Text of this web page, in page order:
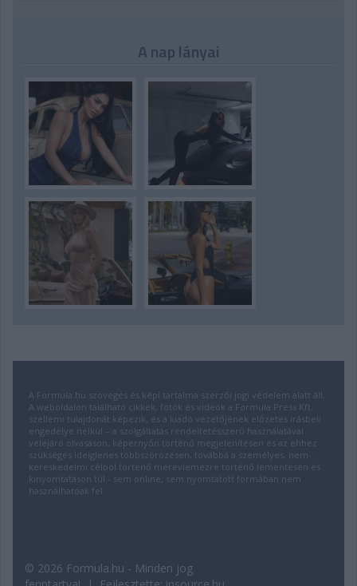
A nap lányai
A Formula.hu szöveges és képi tartalma szerzői jogi védelem alatt áll.
A weboldalon található cikkek, fotók és videók a Formula Press Kft.
szellemi tulajdonát képezik, és a kiadó vezetőjének előzetes írásbeli
engedélye nélkül – a szolgáltatás rendeltetésszerű használatával
velejáró olvasáson, képernyőn történő megjelenítésen és az ehhez
szükséges ideiglenes többszörözésen, továbbá a személyes, nem-
kereskedelmi célból történő merevlemezre történő lementésen és
kinyomtatáson túl - sem online, sem nyomtatott formában nem
használhatóak fel.
© 2026 Formula.hu - Minden jog